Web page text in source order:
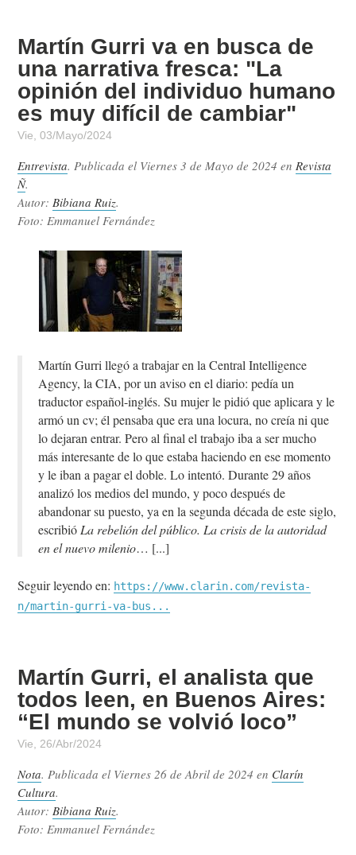
Martín Gurri va en busca de
una narrativa fresca: "La
opinión del individuo humano
es muy difícil de cambiar"
Vie, 03/Mayo/2024
Entrevista. Publicada el Viernes 3 de Mayo de 2024 enRevista
Ñ.
Autor:Bibiana Ruiz.
Foto: Emmanuel Fernández
Martín Gurri llegó a trabajar en la Central Intelligence
Agency, la CIA, por un aviso en el diario: pedía un
traductor español-inglés. Su mujer le pidió que aplicara y le
armó un cv; él pensaba que era una locura, no creía ni que
lo dejaran entrar. Pero al final el trabajo iba a ser mucho
más interesante de lo que estaba haciendo en ese momento
y le iban a pagar el doble. Lo intentó. Durante 29 años
analizó los medios del mundo, y poco después de
abandonar su puesto, ya en la segunda década de este siglo,
escribió La rebelión del público. La crisis de la autoridad
en el nuevo milenio…
Seguir leyendo en: https://www.clarin.com/revista-
n/martin-gurri-va-bus...
Martín Gurri, el analista que
todos leen, en Buenos Aires:
“El mundo se volvió loco”
Vie, 26/Abr/2024
Nota. Publicada el Viernes 26 de Abril de 2024 en Clarín
Cultura.
Autor:Bibiana Ruiz.
Foto: Emmanuel Fernández